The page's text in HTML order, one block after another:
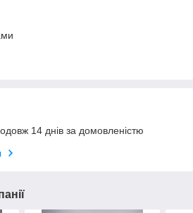
14 днів за домовленістю